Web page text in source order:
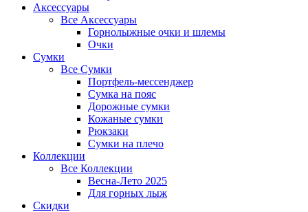
Аксессуары
Все Аксессуары
Горнолыжные очки и шлемы
Очки
Сумки
Все Сумки
Портфель-мессенджер
Сумка на пояс
Дорожные сумки
Кожаные сумки
Рюкзаки
Сумки на плечо
Коллекции
Все Коллекции
Весна-Лето 2025
Для горных лыж
Скидки